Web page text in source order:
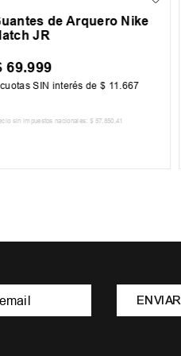
de Arquero Nike
JR
69.999
cuotas SIN interés de$ 11 667
sin impuestos nacionales: $ 57.850 ,41
ENVIAR